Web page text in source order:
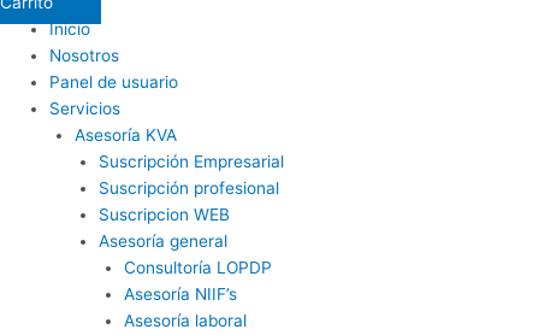
Inicio
Nosotros
Panel de usuario
Servicios
Asesoría KVA
Suscripción Empresarial
Suscripción profesional
Suscripcion WEB
Asesoría general
Consultoría LOPDP
Asesoría NIIF’s
Asesoría laboral